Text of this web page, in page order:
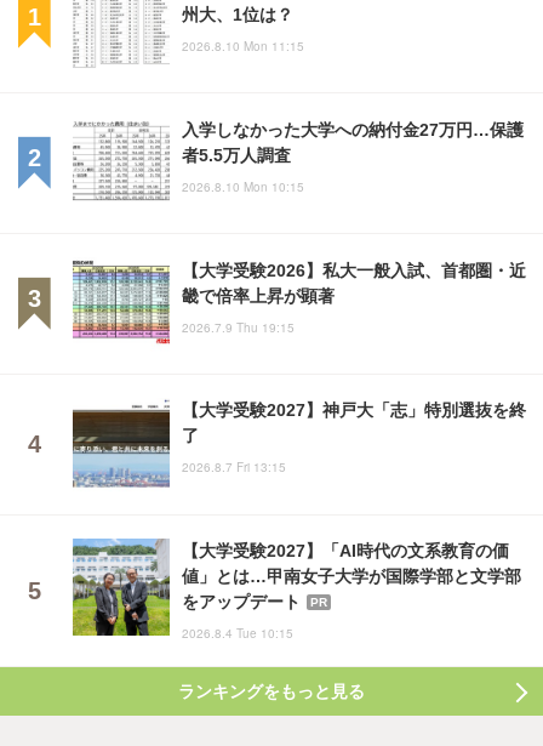
州大、1位は？
2026.8.10 Mon 11:15
入学しなかった大学への納付金27万円…保護
者5.5万人調査
2026.8.10 Mon 10:15
【大学受験2026】私大一般入試、首都圏・近
畿で倍率上昇が顕著
2026.7.9 Thu 19:15
【大学受験2027】神戸大「志」特別選抜を終
了
2026.8.7 Fri 13:15
【大学受験2027】「AI時代の文系教育の価
値」とは…甲南女子大学が国際学部と文学部
をアップデート
PR
2026.8.4 Tue 10:15
ランキングをもっと見る